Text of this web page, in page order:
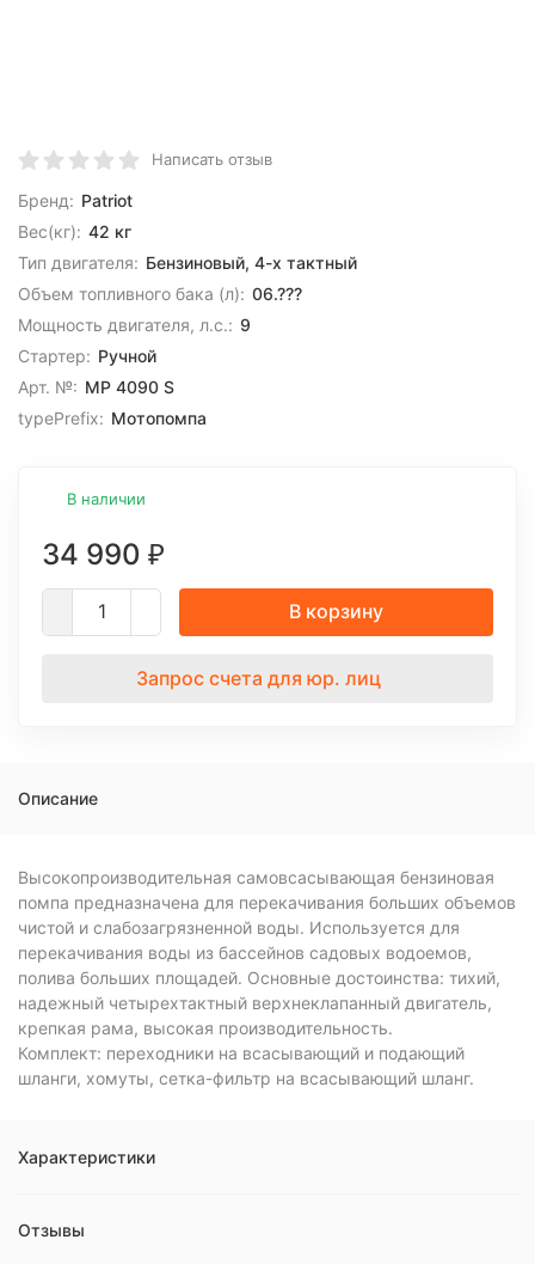
Написать отзыв
Бренд: Patriot
Вес(кг): 42 кг
Тип двигателя: Бензиновый, 4-х тактный
Объем топливного бака (л): 06.???
Мощность двигателя, л.с.: 9
Стартер: Ручной
Арт. №: MP 4090 S
typePrefix: Мотопомпа
В наличии
34 990 ₽
В корзину
Запрос счета для юр. лиц
Описание
Высокопроизводительная самовсасывающая бензиновая
помпа предназначена для перекачивания больших объемов
чистой и слабозагрязненной воды. Используется для
перекачивания воды из бассейнов садовых водоемов,
полива больших площадей. Основные достоинства: тихий,
надежный четырехтактный верхнеклапанный двигатель,
крепкая рама, высокая производительность.
Комплект: переходники на всасывающий и подающий
шланги, хомуты, сетка-фильтр на всасывающий шланг.
Характеристики
Отзывы